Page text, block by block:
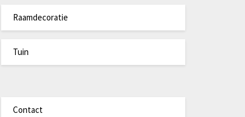
Raamdecoratie
Tuin
Contact